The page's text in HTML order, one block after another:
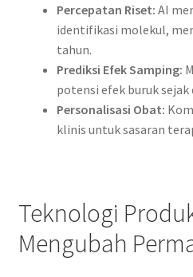
Percepatan Riset: AI
identifikasi molekul,
tahun.
Prediksi Efek Samping:
potensi efek buruk sejak
Personalisasi Obat:
klinis untuk sasaran
Teknologi
Mengubah